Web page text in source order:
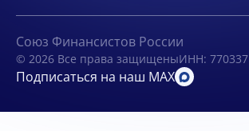
Союз Финансистов России
© 2026 Все права защищеныИНН:
Подписаться на наш MAX